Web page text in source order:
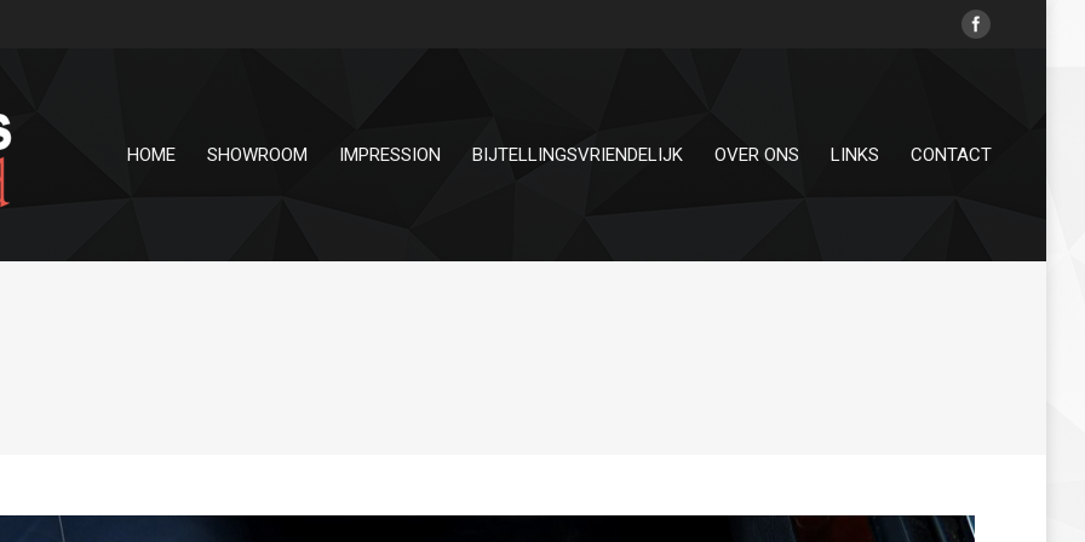
HOME SHOWROOM IMPRESSION BIJTELLINGSVRIENDELIJK OVER ONS LINKS CONTACT